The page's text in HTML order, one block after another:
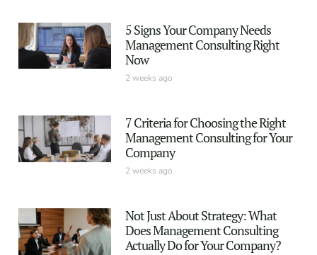
5 Signs Your Company Needs
Management Consulting Right
Now
2 weeks ago
7 Criteria for Choosing the Right
Management Consulting for Your
Company
2 weeks ago
Not Just About Strategy: What
Does Management Consulting
Actually Do for Your Company?